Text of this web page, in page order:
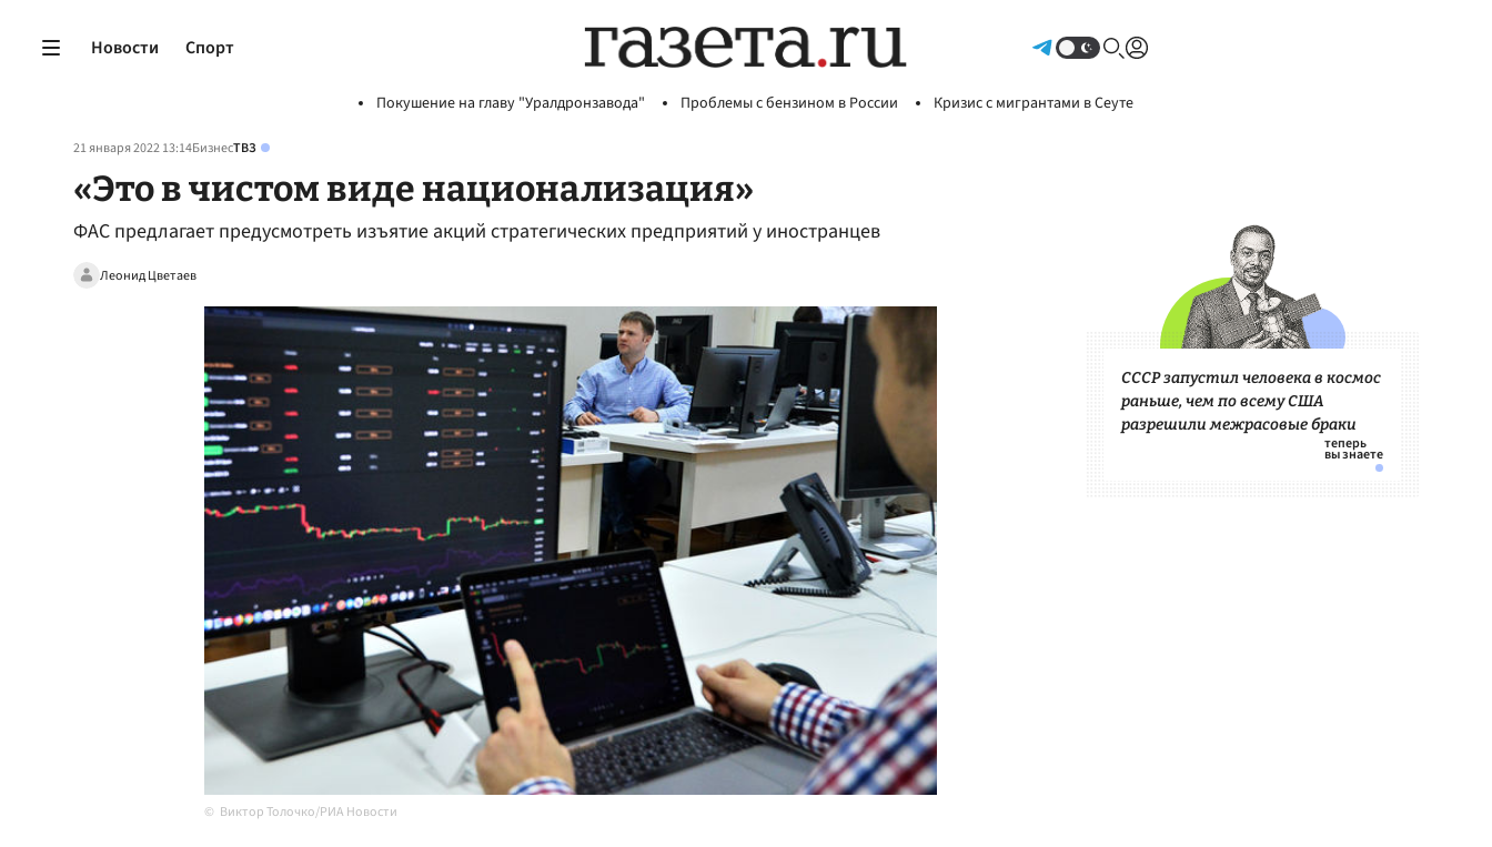
Новости Спорт
Покушение на главу "Уралдронзавода" Проблемы с бензином в России Кризис с мигрантами в Сеуте
21 января 2022 13:14БизнесТВЗ
«Это в чистом виде национализация»
ФАС предлагает предусмотреть изъятие акций стратегических предприятий у иностранцев
Леонид Цветаев
Виктор Толочко/РИА Новости
СССР запустил человека в космос
раньше, чем по всему США
разрешили межрасовые браки